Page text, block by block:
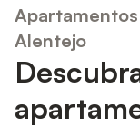
Alentejo